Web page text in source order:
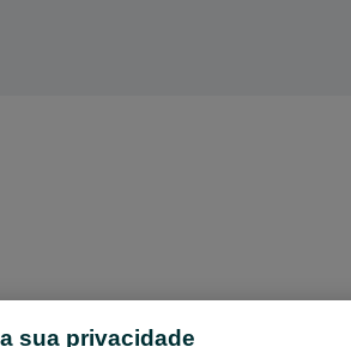
sua privacidade